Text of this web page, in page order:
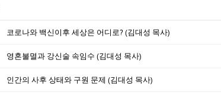
코로나와 백신이후 세상은 어디로? (김대성 목사)
영혼불멸과 강신술 속임수 (김대성 목사)
인간의 사후 상태와 구원 문제 (김대성 목사)